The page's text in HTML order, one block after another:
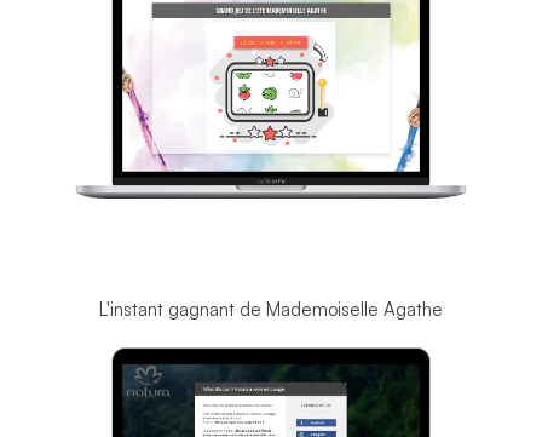
L'instant gagnant de Mademoiselle Agathe